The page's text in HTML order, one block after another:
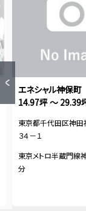
エネシャル神保町
14.97坪 ～ 29.39
東京都千代田区神田
３４－１
東京メトロ半蔵門線
分